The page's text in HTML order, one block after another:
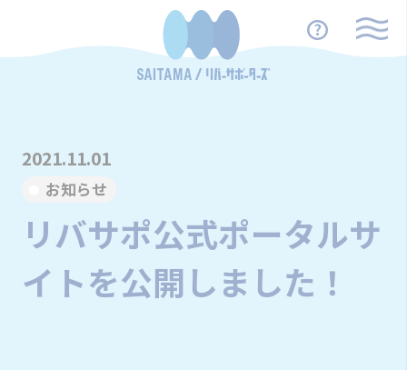
2021.11.01
お知らせ
リバサポ公式ポータルサ
イトを公開しました！